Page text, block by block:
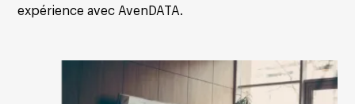
expérience avec AvenDATA.